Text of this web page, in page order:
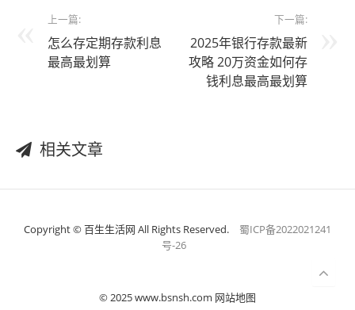
上一篇:
怎么存定期存款利息
最高最划算
下一篇:
2025年银行存款最新
攻略 20万资金如何存
钱利息最高最划算
相关文章
Copyright © 百生生活网 All Rights Reserved.
蜀ICP备2022021241
号-26
© 2025 www.bsnsh.com 网站地图